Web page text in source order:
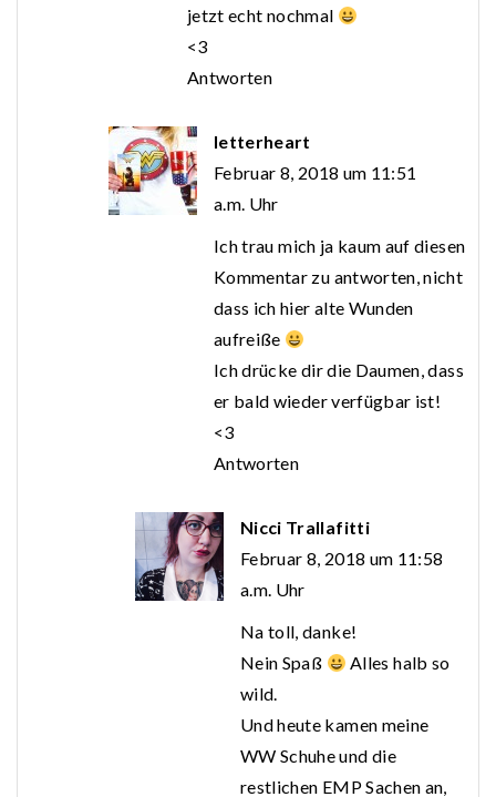
jetzt echt nochmal
<3
Antworten
letterheart
Februar 8, 2018 um 11:51
a.m. Uhr
Ich trau mich ja kaum auf diesen
Kommentar zu antworten, nicht
dass ich hier alte Wunden
aufreiße
Ich drücke dir die Daumen, dass
er bald wieder verfügbar ist!
<3
Antworten
Nicci Trallafitti
Februar 8, 2018 um 11:58
a.m. Uhr
Na toll, danke!
Nein Spaß
Alles halb so
wild.
Und heute kamen meine
WW Schuhe und die
restlichen EMP Sachen an,